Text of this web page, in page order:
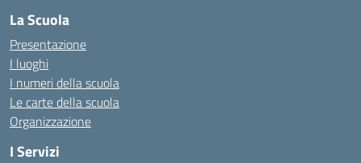
La Scuola
Presentazione
I luoghi
I numeri della scuola
Le carte della scuola
Organizzazione
I Servizi